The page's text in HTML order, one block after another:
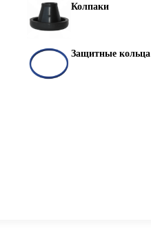
Колпаки
Защитные кольца